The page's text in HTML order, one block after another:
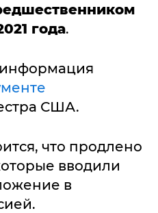
года.
США.
что продлено
вводили
в